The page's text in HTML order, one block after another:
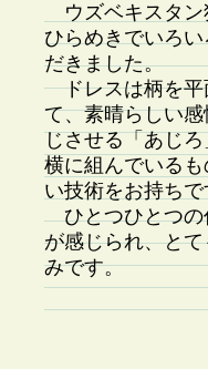
ウズベキスタン
ひらめきでいろ
だきました。
ドレスは柄を平
て、素晴らしい
じさせる「あじ
横に組んでいる
い技術をお持ち
ひとつひとつの
が感じられ、と
みです。